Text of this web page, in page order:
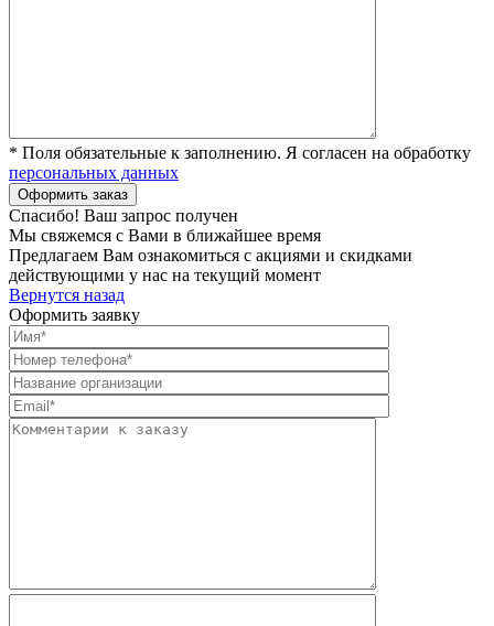
* Поля обязательные к заполнению. Я согласен на обработку
персональных данных
Спасибо! Ваш запрос получен
Мы свяжемся с Вами в ближайшее время
Предлагаем Вам ознакомиться с акциями и скидками
действующими у нас на текущий момент
Вернутся назад
Оформить заявку